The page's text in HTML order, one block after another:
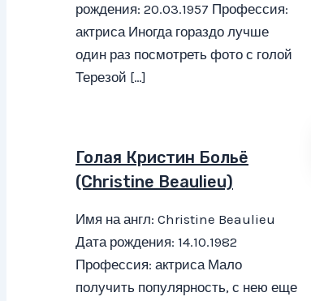
рождения: 20.03.1957 Профессия:
актриса Иногда гораздо лучше
один раз посмотреть фото с голой
Терезой […]
Голая Кристин Больё
(Christine Beaulieu)
Имя на англ: Christine Beaulieu
Дата рождения: 14.10.1982
Профессия: актриса Мало
получить популярность, с нею еще